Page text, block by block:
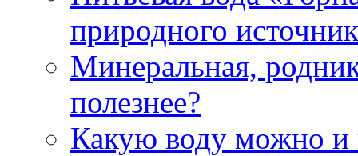
природного
Минеральная,
полезнее?
Какую воду можно и